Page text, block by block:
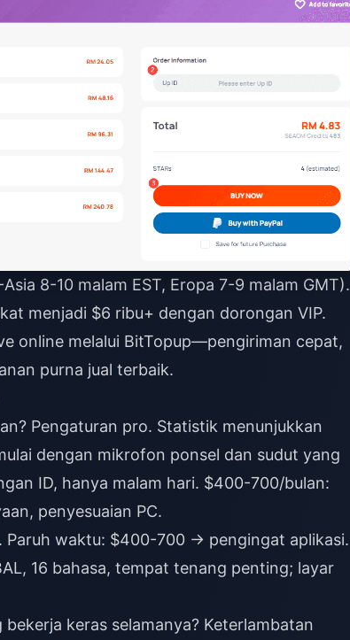
8-10 malam EST, Eropa 7-9 malam GMT).
menjadi $6 ribu+ dengan dorongan VIP.
online melalui BitTopup—pengiriman cepat,
purna jual terbaik.
Pengaturan pro. Statistik menunjukkan
dengan mikrofon ponsel dan sudut yang
ID, hanya malam hari. $400-700/bulan:
penyesuaian PC.
waktu: $400-700 → pengingat aplikasi.
16 bahasa, tempat tenang penting; layar
keras selamanya? Keterlambatan